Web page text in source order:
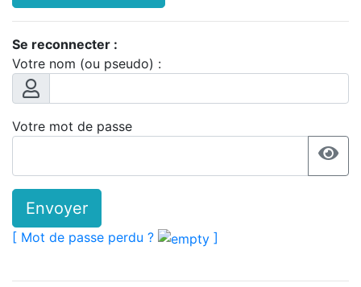
Se reconnecter :
Votre nom (ou pseudo) :
Votre mot de passe
Envoyer
[ Mot de passe perdu ? ]